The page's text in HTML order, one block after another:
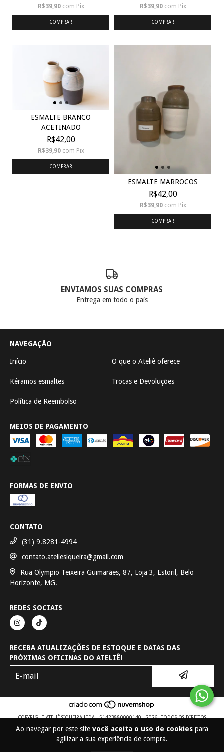
Ao navegar por este site você aceita o uso de cookiespara
agilizar a sua experiência de compra.
R$39,90 com Pix
COMPRAR
R$39,90 com Pix
COMPRAR
ESMALTE BRANCO
ACETINADO
R$42,00
R$39,90 com Pix
COMPRAR
ESMALTE MARROCOS
R$42,00
R$39,90 com Pix
COMPRAR
ENVIAMOS SUAS COMPRAS
Entrega em todo o país
NAVEGAÇÃO
Início O que o Ateliê oferece
Kéramos esmaltes Trocas e Devoluções
Política de Reembolso
MEIOS DE PAGAMENTO
FORMAS DE ENVIO
CONTATO
(31) 9.8281-4994
contato.ateliesiqueira@gmail.com
Rua Olympio Teixeira Guimarães, 87, Loja 3, Estoril, Belo
Horizonte, MG.
REDES SOCIAIS
RECEBA ATUALIZAÇÕES DE ESTOQUE E DATAS DAS
PRÓXIMAS OFICINAS DO ATELIÊ!
COPYRIGHT ATELIÊ SIQUEIRA LTDA - 51423880000140 - 2026. TODOS OS DIREITOS
RESERVADOS.